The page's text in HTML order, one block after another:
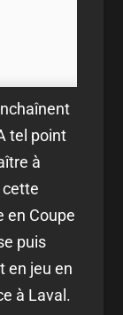
tel point
à
cette
en Coupe
puis
en jeu en
à Laval.